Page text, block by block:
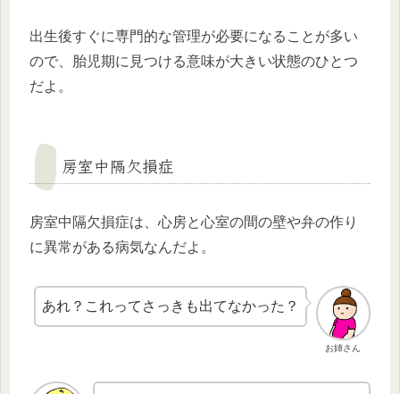
出生後すぐに専門的な管理が必要になることが多い
ので、胎児期に見つける意味が大きい状態のひとつ
だよ。
房室中隔欠損症
房室中隔欠損症は、心房と心室の間の壁や弁の作り
に異常がある病気なんだよ。
お姉さん
あれ？これってさっきも出てなかった？